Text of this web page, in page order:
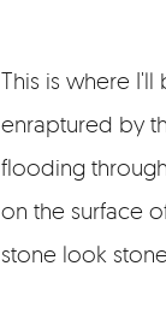
This is where
enraptured by
flooding
on the surface
stone look